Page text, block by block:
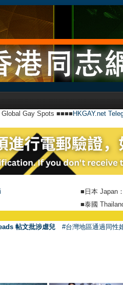
Gay Spots ■■■■ HKGAY.net
■日本 Japan：
■泰國
帖文批涉虐兒 #台灣地區通過同性